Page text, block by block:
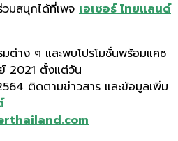
วมสนุกได้ที่เพจ เอเซอร์ ไทยแลนด์
ต่าง ๆ และพบโปรโมชั่นพร้อมแคช
2021 ตั้งแต่วัน
ติดตามข่าวสาร และข้อมูลเพิ่ม